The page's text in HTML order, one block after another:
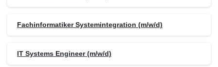
Fachinformatiker Systemintegration (m/w/d)
IT Systems Engineer (m/w/d)